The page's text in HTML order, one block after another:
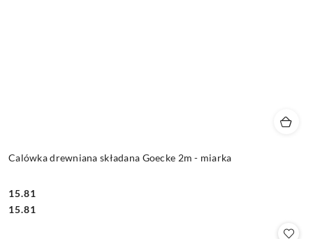
Calówka drewniana składana Goecke 2m - miarka
Cena:
15.81
Cena:
15.81